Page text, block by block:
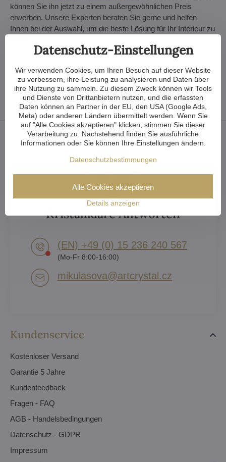
können Sie ihn jetzt zu einem außergewöhnlichen Preis
erwerben. Unsere Experten beraten Sie gerne und helfen
Ihnen bei der Auswahl, um die beste Lösung für Ihr Interieur zu
FacebookTwitterBlueskyPinterestRedditLinkedInWhatsApp
E-
mail
Kundenservice
Kostenloser Versand
Garantie 5 Jahre
Kundenfeedback
Fragen - FAQ
AGB - Handelsbedingungen
Datenschutz - GDPR
Impressum
Kristallklare Antworten
(EN) +49 (0) 15 236 240 567
(Mo-Fr 8:00-16:00)
mikulasova​@artcrystal​.cz
Datenschutz-Einstellungen
Wir verwenden Cookies, um Ihren Besuch auf dieser Website
zu verbessern, ihre Leistung zu analysieren und Daten über
ihre Nutzung zu sammeln. Zu diesem Zweck können wir Tools
und Dienste von Drittanbietern nutzen, und die erfassten
Daten können an Partner in der EU, den USA (Google Ads,
Meta) oder anderen Ländern übermittelt werden. Wenn Sie
auf "Alle Cookies akzeptieren" klicken, stimmen Sie dieser
Verarbeitung zu. Nachstehend finden Sie ausführliche
Informationen oder Sie können Ihre Einstellungen ändern.
Datenschutzbestimmungen
Details anzeigen
Alle Cookies akzeptieren